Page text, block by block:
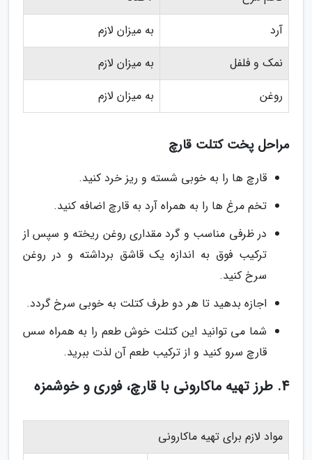
آرد
به میزان لازم
نمک و فلفل
به میزان لازم
روغن
به میزان لازم
مراحل پخت کتلت قارچ
قارچ ها را به خوبی شسته و ریز خرد کنید.
تخم مرغ ها را به همراه آرد به قارچ اضافه کنید.
در ظرفی مناسب و گرد مقداری روغن ریخته و سپس از
ترکیب فوق به اندازه یک قاشق برداشته و در روغن
سرخ کنید.
اجازه بدهید تا هر دو طرف کتلت به خوبی سرخ گردد.
شما می توانید این کتلت خوش طعم را به همراه سس
قارچ سرو کنید و از ترکیب طعم آن لذت ببرید.
4. طرز تهیه ماکارونی با قارچ، فوری و خوشمزه
مواد لازم برای تهیه ماکارونی